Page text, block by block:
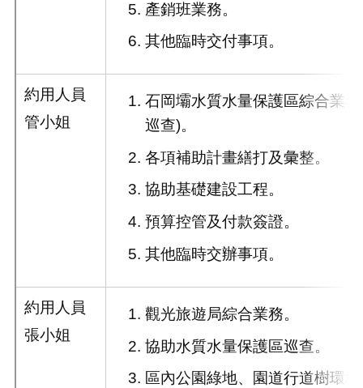
產銷班業務。
其他臨時交付事項。
約用人員
管小姐
石岡壩水質水量保護區綜合業
巡查)。
各項補助計畫繕打及彙整。
協助基礎建設工程。
預算控管及付款簽證。
其他臨時交辦事項。
約用人員
張小姐
觀光旅遊局綜合業務。
協助水質水量保護區巡查。
區內公園綠地、園道行道樹環